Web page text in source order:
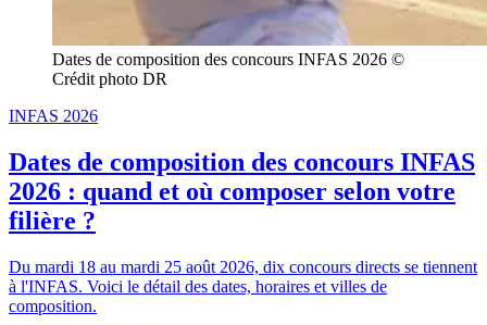
Dates de composition des concours INFAS 2026 ©
Crédit photo DR
INFAS 2026
Dates de composition des concours INFAS
2026 : quand et où composer selon votre
filière ?
Du mardi 18 au mardi 25 août 2026, dix concours directs se tiennent
à l'INFAS. Voici le détail des dates, horaires et villes de
composition.